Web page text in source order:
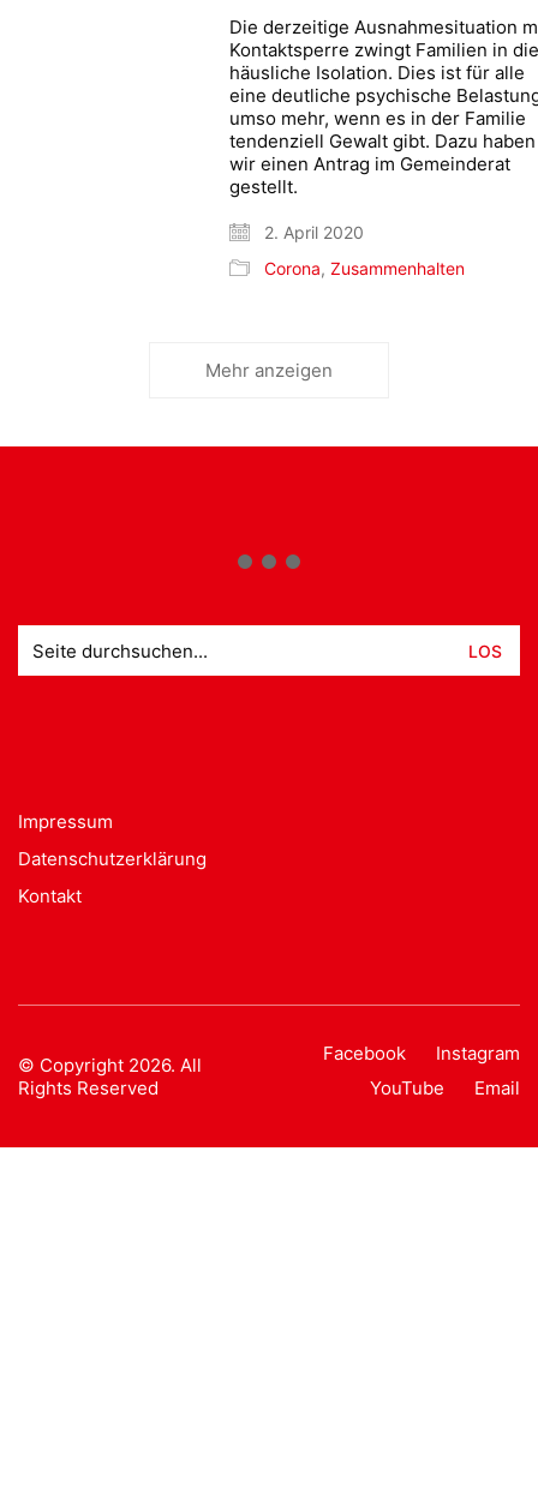
Die derzeitige Ausnahmesituation
Kontaktsperre zwingt Familien in
häusliche Isolation. Dies ist für alle
eine deutliche psychische
umso mehr, wenn es in der Familie
tendenziell Gewalt gibt. Dazu haben
wir einen Antrag im Gemeinderat
gestellt.
2. April 2020
Corona,Zusammenhalten
Mehr anzeigen
nach:
Impressum
Datenschutzerklärung
Kontakt
Facebook
Instagram
YouTube
Email
© Copyright 2026. All
Rights Reserved